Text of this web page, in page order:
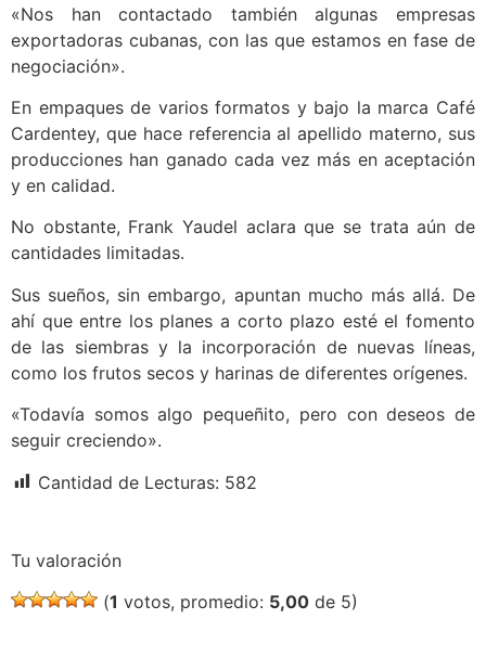
«Nos han contactado también algunas empresas
exportadoras cubanas, con las que estamos en fase de
negociación».
En empaques de varios formatos y bajo la marca Café
Cardentey, que hace referencia al apellido materno, sus
producciones han ganado cada vez más en aceptación
y en calidad.
No obstante, Frank Yaudel aclara que se trata aún de
cantidades limitadas.
Sus sueños, sin embargo, apuntan mucho más allá. De
ahí que entre los planes a corto plazo esté el fomento
de las siembras y la incorporación de nuevas líneas,
como los frutos secos y harinas de diferentes orígenes.
«Todavía somos algo pequeñito, pero con deseos de
seguir creciendo».
Cantidad de Lecturas: 582
Tu valoración
(1 votos, promedio: 5,00 de 5)